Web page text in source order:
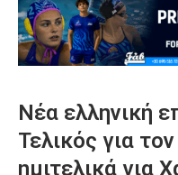
Νέα ελληνική
Τελικός για
ημιτελικά για